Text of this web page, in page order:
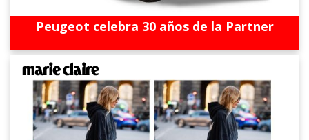
Peugeot celebra 30 años de la Partner